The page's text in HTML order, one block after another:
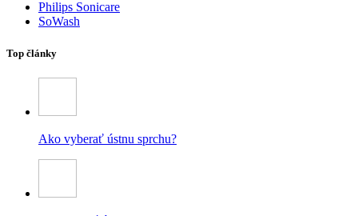
Philips Sonicare
SoWash
Top články
Ako vyberať ústnu sprchu?